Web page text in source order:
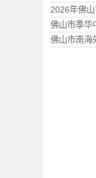
2026年佛
佛山市季华
佛山市南海